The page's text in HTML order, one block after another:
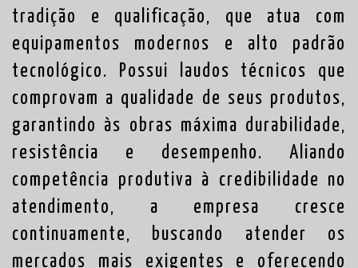
tradição e qualificação, que atua com
equipamentos modernos e alto padrão
tecnológico. Possui laudos técnicos que
comprovam a qualidade de seus produtos,
garantindo às obras máxima durabilidade,
resistência e desempenho. Aliando
competência produtiva à credibilidade no
atendimento, a empresa cresce
continuamente, buscando atender os
mercados mais exigentes e oferecendo